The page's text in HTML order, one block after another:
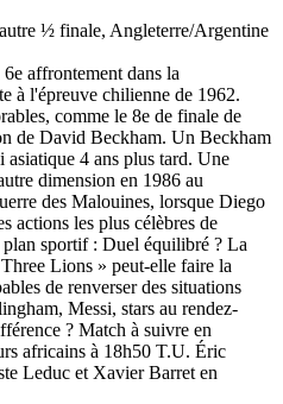
½ finale, Angleterre/Argentine
affrontement dans la
à l'épreuve chilienne de 1962.
comme le 8e de finale de
de David Beckham. Un Beckham
4 ans plus tard. Une
dimension en 1986 au
des Malouines, lorsque Diego
actions les plus célèbres de
sportif : Duel équilibré ? La
Lions » peut-elle faire la
de renverser des situations
Messi, stars au rendez-
? Match à suivre en
africains à 18h50 T.U. Éric
Leduc et Xavier Barret en